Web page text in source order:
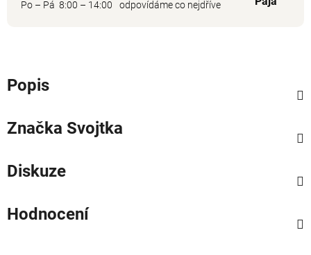
Po – Pá 8:00 – 14:00 odpovídáme co nejdříve
Popis
Značka Svojtka
Diskuze
Hodnocení